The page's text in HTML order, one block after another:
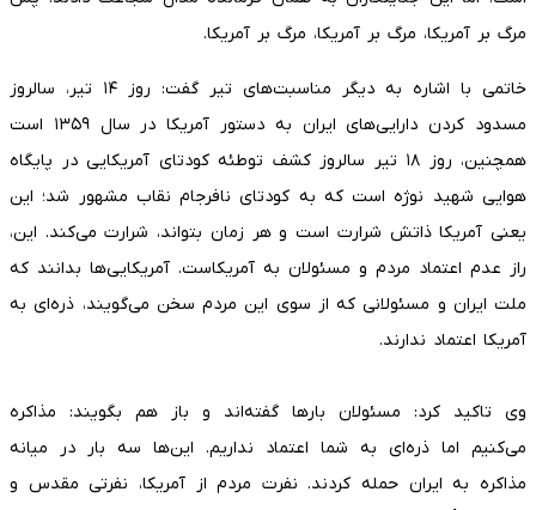
مرگ بر آمریکا، مرگ بر آمریکا، مرگ بر آمریکا.
خاتمی با اشاره به دیگر مناسبت‌های تیر گفت: روز ۱۴ تیر، سالروز
مسدود کردن دارایی‌های ایران به دستور آمریکا در سال ۱۳۵۹ است
همچنین، روز ۱۸ تیر سالروز کشف توطئه کودتای آمریکایی در پایگاه
هوایی شهید نوژه است که به کودتای نافرجام نقاب مشهور شد؛ این
یعنی آمریکا ذاتش شرارت است و هر زمان بتواند، شرارت می‌کند. این،
راز عدم اعتماد مردم و مسئولان به آمریکاست. آمریکایی‌ها بدانند که
ملت ایران و مسئولانی که از سوی این مردم سخن می‌گویند، ذره‌ای به
آمریکا اعتماد ندارند.
وی تاکید کرد: مسئولان بارها گفته‌اند و باز هم بگویند: مذاکره
می‌کنیم اما ذره‌ای به شما اعتماد نداریم. این‌ها سه بار در میانه
مذاکره به ایران حمله کردند. نفرت مردم از آمریکا، نفرتی مقدس و